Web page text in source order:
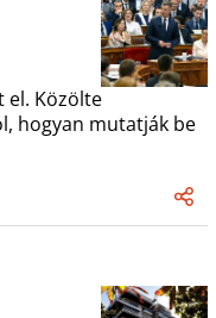
el. Közölte
hogyan mutatják be